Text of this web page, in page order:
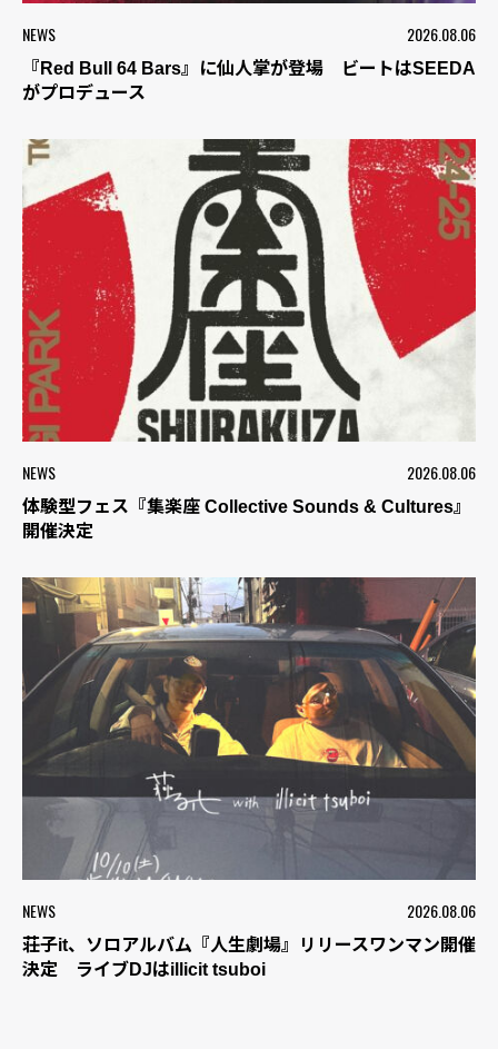
NEWS 2026.08.06
『Red Bull 64 Bars』に仙人掌が登場 ビートはSEEDA
がプロデュース
NEWS 2026.08.06
体験型フェス『集楽座 Collective Sounds & Cultures』
開催決定
NEWS 2026.08.06
荘子it、ソロアルバム『人生劇場』リリースワンマン開催
決定 ライブDJはillicit tsuboi